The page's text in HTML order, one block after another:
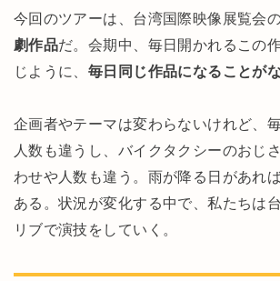
今回のツアーは、台湾国際映像展覧会
劇作品だ。会期中、毎日開かれるこの
じように、 毎日同じ作品になることが
企画者やテーマは変わらないけれど、
人数も違うし、バイクタクシーのおじ
わせや人数も違う。雨が降る日があれ
ある。状況が変化する中で、私たちは
リブで演技をしていく。